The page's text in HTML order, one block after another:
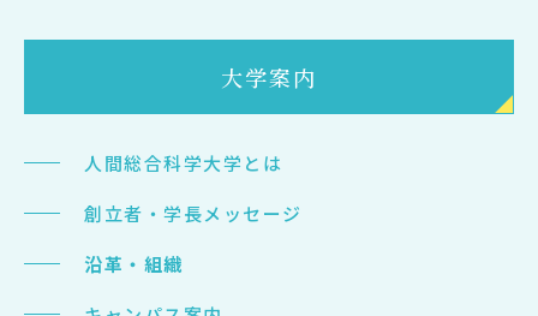
大学案内
人間総合科学大学とは
創立者・学長メッセージ
沿革・組織